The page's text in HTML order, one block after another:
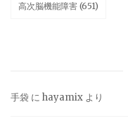
高次脳機能障害 (651)
手袋 に hayamix より